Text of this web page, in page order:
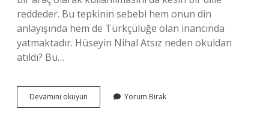
reddeder. Bu tepkinin sebebi hem onun din
anlayışında hem de Türkçülüğe olan inancında
yatmaktadır. Hüseyin Nihal Atsız neden okuldan
atıldı? Bu…
Devamını okuyun
Atsız
Yorum Bırak